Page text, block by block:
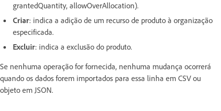
grantedQuantity, allowOverAllocation).
Criar: indica a adição de um recurso de produto à organização
especificada.
Excluir: indica a exclusão do produto.
Se nenhuma operação for fornecida, nenhuma mudança ocorrerá
quando os dados forem importados para essa linha em CSV ou
objeto em JSON.